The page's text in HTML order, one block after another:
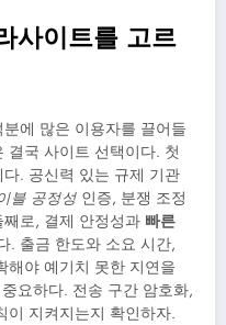
사이트를 고르
에 많은 이용자를 끌어들
결국 사이트 선택이다. 첫
. 공신력 있는 규제 기관
블 공정성 인증, 분쟁 조정
로, 결제 안정성과 빠른
. 출금 한도와 소요 시간,
해야 예기치 못한 지연을
요하다. 전송 구간 암호화,
이 지켜지는지 확인하자.